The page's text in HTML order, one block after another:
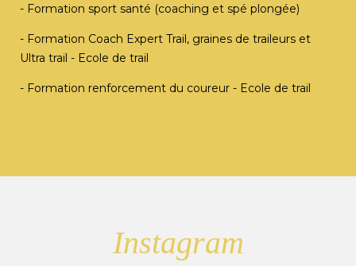
- Formation sport santé (coaching et spé plongée)
- Formation Coach Expert Trail, graines de traileurs et
Ultra trail - Ecole de trail
- Formation renforcement du coureur - Ecole de trail
Instagram